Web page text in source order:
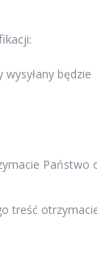
będzie
Państwo
treść